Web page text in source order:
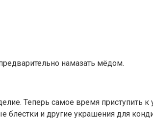
намазать мёдом.
Теперь самое время приступить
и другие украшения для